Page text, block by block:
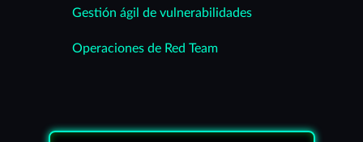
Gestión ágil de vulnerabilidades
Operaciones de Red Team